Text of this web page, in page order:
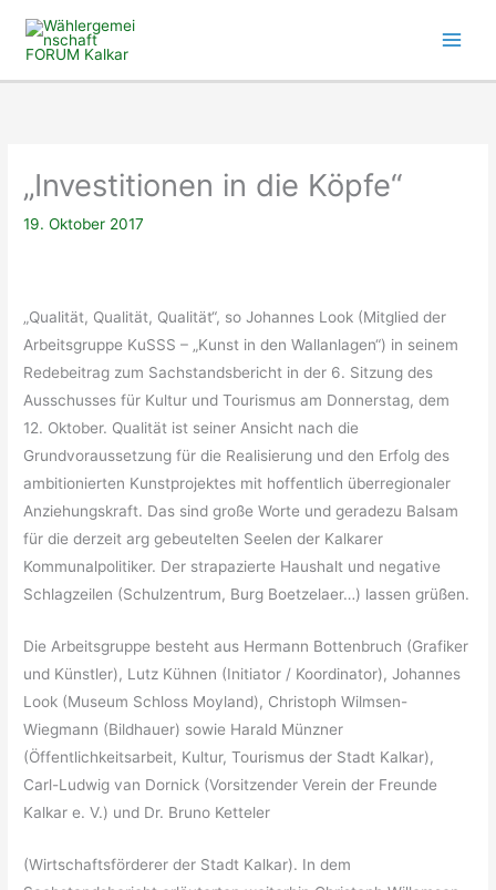
Inhalt
„Investitionen in die Köpfe“
19. Oktober 2017
„Qualität, Qualität, Qualität“, so Johannes Look (Mitglied der
Arbeitsgruppe KuSSS – „Kunst in den Wallanlagen“) in seinem
Redebeitrag zum Sachstandsbericht in der 6. Sitzung des
Ausschusses für Kultur und Tourismus am Donnerstag, dem
12. Oktober. Qualität ist seiner Ansicht nach die
Grundvoraussetzung für die Realisierung und den Erfolg des
ambitionierten Kunstprojektes mit hoffentlich überregionaler
Anziehungskraft. Das sind große Worte und geradezu Balsam
für die derzeit arg gebeutelten Seelen der Kalkarer
Kommunalpolitiker. Der strapazierte Haushalt und negative
Schlagzeilen (Schulzentrum, Burg Boetzelaer…) lassen grüßen.
Die Arbeitsgruppe besteht aus Hermann Bottenbruch (Grafiker
und Künstler), Lutz Kühnen (Initiator / Koordinator), Johannes
Look (Museum Schloss Moyland), Christoph Wilmsen-
Wiegmann (Bildhauer) sowie Harald Münzner
(Öffentlichkeitsarbeit, Kultur, Tourismus der Stadt Kalkar),
Carl-Ludwig van Dornick (Vorsitzender Verein der Freunde
Kalkar e. V.) und Dr. Bruno Ketteler
(Wirtschaftsförderer der Stadt Kalkar). In dem